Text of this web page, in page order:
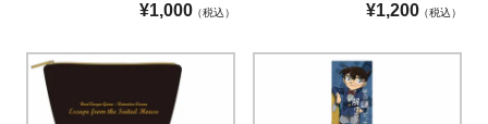
¥1,000 税込 ¥1,200 税込